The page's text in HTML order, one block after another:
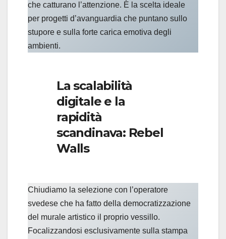
che catturano l’attenzione. È la scelta ideale
per progetti d’avanguardia che puntano sullo
stupore e sulla forte carica emotiva degli
ambienti.
La scalabilità
digitale e la
rapidità
scandinava: Rebel
Walls
Chiudiamo la selezione con l’operatore
svedese che ha fatto della democratizzazione
del murale artistico il proprio vessillo.
Focalizzandosi esclusivamente sulla stampa